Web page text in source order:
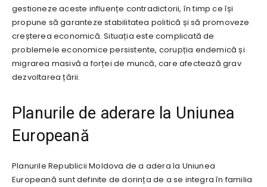
gestioneze aceste influențe contradictorii, în timp ce își
propune să garanteze stabilitatea politică și să promoveze
creșterea economică. Situația este complicată de
problemele economice persistente, corupția endemică și
migrarea masivă a forței de muncă, care afectează grav
dezvoltarea țării.
Planurile de aderare la Uniunea
Europeană
Planurile Republicii Moldova de a adera la Uniunea
Europeană sunt definite de dorința de a se integra în familia